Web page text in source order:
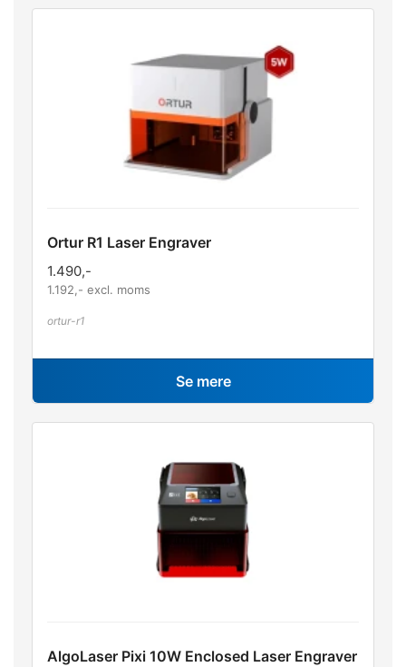
Ortur R1 Laser Engraver
1.490,-
1.192 ,- excl. moms
ortur-r1
Se mere
AlgoLaser Pixi 10W Enclosed Laser Engraver